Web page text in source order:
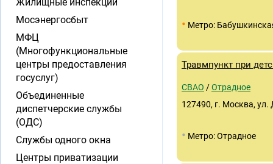
• Метро:
Травмпункт при
СВАО /Отрадное
127490, г. Москва, ул.
• Метро: Отрадное
Мосэнергосбыт
МФЦ
(Многофункциональные
центры предоставления
госуслуг)
Объединенные
диспетчерские службы
(ОДС)
Службы одного окна
Центры приватизации